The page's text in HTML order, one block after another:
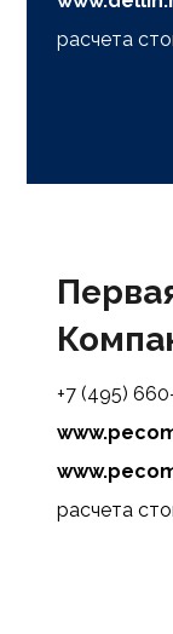
расчета
+7 (495)
расчета